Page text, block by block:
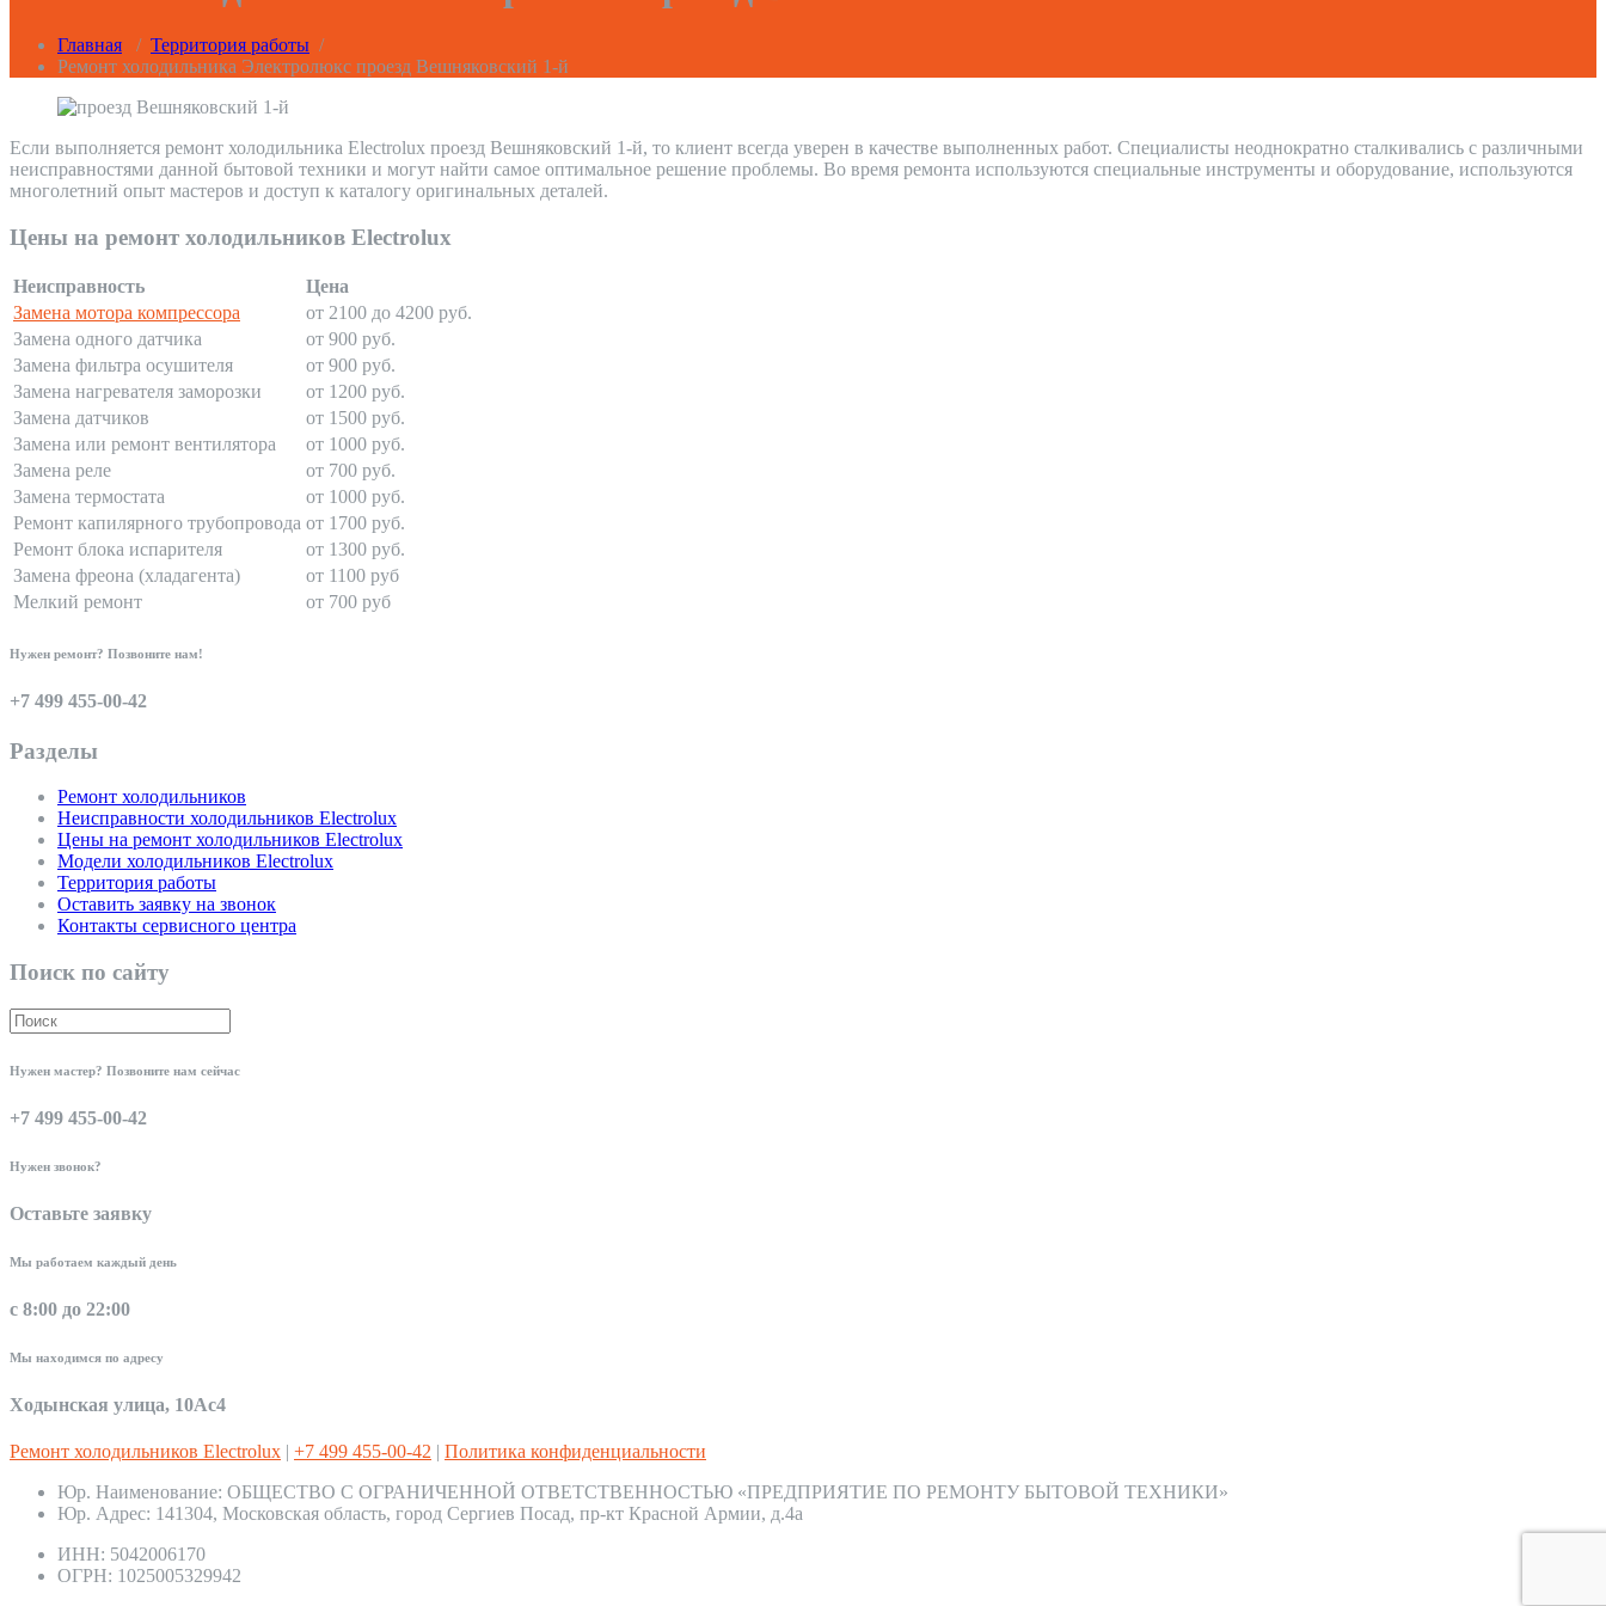
Главная / Территория работы /
Ремонт холодильника Электролюкс проезд Вешняковский 1-й
Если выполняется ремонт холодильника Electrolux проезд Вешняковский 1-й, то клиент всегда уверен в качестве выполненных работ. Специалисты неоднократно сталкивались с различными
неисправностями данной бытовой техники и могут найти самое оптимальное решение проблемы. Во время ремонта используются специальные инструменты и оборудование, используются
многолетний опыт мастеров и доступ к каталогу оригинальных деталей.
Цены на ремонт холодильников Electrolux
Неисправность
Цена
Замена мотора компрессора
от 2100 до 4200 руб.
Замена одного датчика
от 900 руб.
Замена фильтра осушителя
от 900 руб.
Замена нагревателя заморозки
от 1200 руб.
Замена датчиков
от 1500 руб.
Замена или ремонт вентилятора
от 1000 руб.
Замена реле
от 700 руб.
Замена термостата
от 1000 руб.
Ремонт капилярного трубопровода от 1700 руб.
Ремонт блока испарителя
от 1300 руб.
Замена фреона (хладагента)
от 1100 руб
Мелкий ремонт
от 700 руб
Нужен ремонт? Позвоните нам!
+7 499 455-00-42
Разделы
Ремонт холодильников
Неисправности холодильников Electrolux
Цены на ремонт холодильников Electrolux
Модели холодильников Electrolux
Территория работы
Оставить заявку на звонок
Контакты сервисного центра
Поиск по сайту
Нужен мастер? Позвоните нам сейчас
+7 499 455-00-42
Нужен звонок?
Оставьте заявку
Мы работаем каждый день
с 8:00 до 22:00
Мы находимся по адресу
Ходынская улица, 10Ас4
Ремонт холодильников Electrolux | +7 499 455-00-42 | Политика конфиденциальности
Юр. Наименование: ОБЩЕСТВО С ОГРАНИЧЕННОЙ ОТВЕТСТВЕННОСТЬЮ «ПРЕДПРИЯТИЕ ПО РЕМОНТУ БЫТОВОЙ ТЕХНИКИ»
Юр. Адрес: 141304, Московская область, город Сергиев Посад, пр-кт Красной Армии, д.4а
ИНН: 5042006170
ОГРН: 1025005329942